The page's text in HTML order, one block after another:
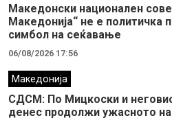
Македонски национален
Македонија“ не е политичка
симбол на сеќавање
06/08/2026 17:56
Македонија
СДСМ: По Мицкоски и
денес продолжи ужасното